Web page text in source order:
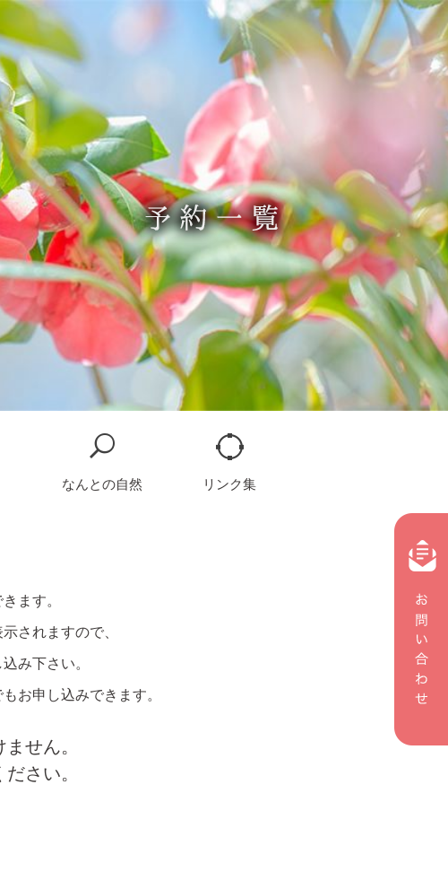
なんとの自然 リンク集
ます。
されますので、
み下さい。
お申し込みできます。
せん。
さい。